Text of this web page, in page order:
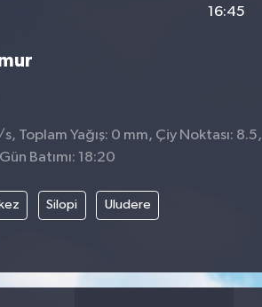
16:45
Toplam Yağış: 0 mm, Çiy Noktası: 8.5,
Batımı: 18:20
Silopi Uludere